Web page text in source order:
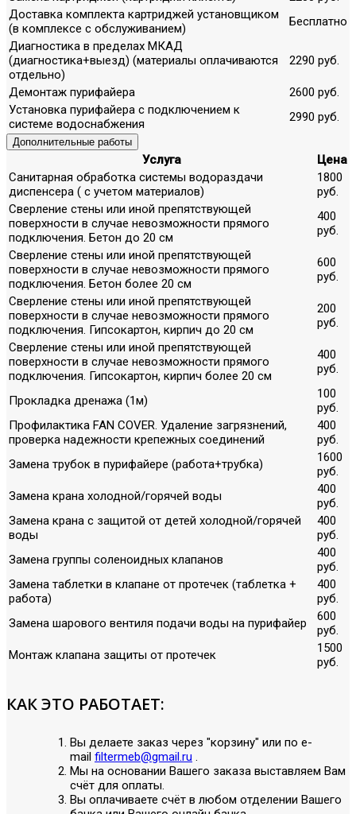
Доставка комплекта картриджей установщиком
(в комплексе с обслуживанием)
Бесплатно
Диагностика в пределах МКАД
(диагностика+выезд) (материалы оплачиваются
отдельно)
2290 руб.
Демонтаж пурифайера
2600 руб.
Установка пурифайера с подключением к
системе водоснабжения
2990 руб.
Дополнительные работы
Услуга
Цена
Санитарная обработка системы водораздачи
диспенсера ( с учетом материалов)
1800
руб.
Сверление стены или иной препятствующей
поверхности в случае невозможности прямого
подключения. Бетон до 20 см
400
руб.
Сверление стены или иной препятствующей
поверхности в случае невозможности прямого
подключения. Бетон более 20 см
600
руб.
Сверление стены или иной препятствующей
поверхности в случае невозможности прямого
подключения. Гипсокартон, кирпич до 20 см
200
руб.
Сверление стены или иной препятствующей
поверхности в случае невозможности прямого
подключения. Гипсокартон, кирпич более 20 см
400
руб.
Прокладка дренажа (1м)
100
руб.
Профилактика FAN COVER. Удаление загрязнений,
проверка надежности крепежных соединений
400
руб.
Замена трубок в пурифайере (работа+трубка)
1600
руб.
Замена крана холодной/горячей воды
400
руб.
Замена крана с защитой от детей холодной/горячей
воды
400
руб.
Замена группы соленоидных клапанов
400
руб.
Замена таблетки в клапане от протечек (таблетка +
работа)
400
руб.
Замена шарового вентиля подачи воды на пурифайер
600
руб.
Монтаж клапана защиты от протечек
1500
руб.
КАК ЭТО РАБОТАЕТ:
Вы делаете заказ через "корзину" или по е-
mail filtermeb@gmail.ru .
Мы на основании Вашего заказа выставляем Вам
счёт для оплаты.
Вы оплачиваете счёт в любом отделении Вашего